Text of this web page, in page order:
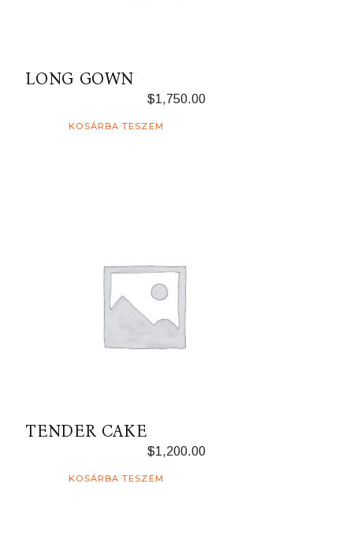
LONG GOWN
$1,750.00
KOSÁRBA TESZEM
TENDER CAKE
$1,200.00
KOSÁRBA TESZEM